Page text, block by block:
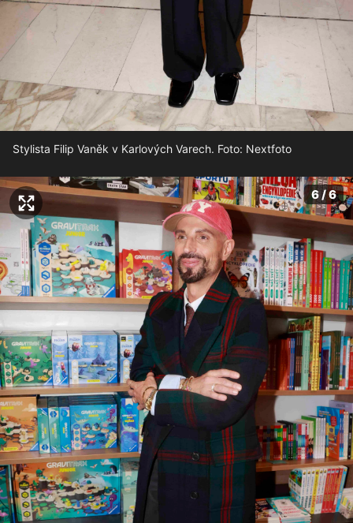
Stylista Filip Vaněk v Karlových Varech. Foto: Nextfoto
6 / 6